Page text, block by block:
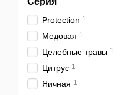
Protection 1
Медовая 1
Целебные травы 1
Цитрус 1
Яичная 1